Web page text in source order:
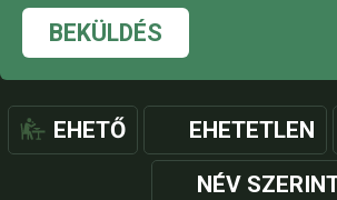
BEKÜLDÉS
EHETŐ EHETETLEN
NÉV